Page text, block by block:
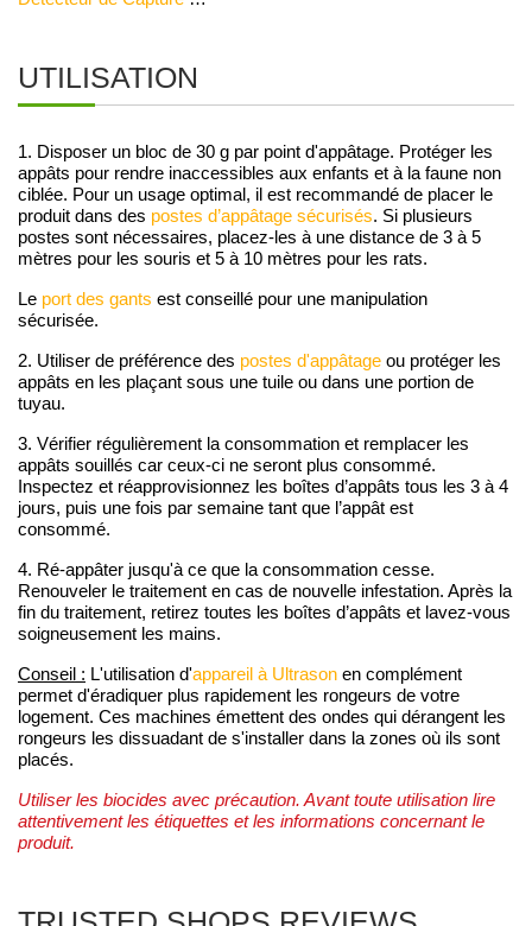
UTILISATION
1. Disposer un bloc de 30 g par point d'appâtage. Protéger les
appâts pour rendre inaccessibles aux enfants et à la faune non
ciblée. Pour un usage optimal, il est recommandé de placer le
produit dans des postes d’appâtage sécurisés. Si plusieurs
postes sont nécessaires, placez-les à une distance de 3 à 5
mètres pour les souris et 5 à 10 mètres pour les rats.
Le port des gants est conseillé pour une manipulation
sécurisée.
2. Utiliser de préférence des postes d'appâtage ou protéger les
appâts en les plaçant sous une tuile ou dans une portion de
tuyau.
3. Vérifier régulièrement la consommation et remplacer les
appâts souillés car ceux-ci ne seront plus consommé.
Inspectez et réapprovisionnez les boîtes d’appâts tous les 3 à 4
jours, puis une fois par semaine tant que l’appât est
consommé.
4. Ré-appâter jusqu'à ce que la consommation cesse.
Renouveler le traitement en cas de nouvelle infestation. Après la
fin du traitement, retirez toutes les boîtes d’appâts et lavez-vous
soigneusement les mains.
Conseil : L'utilisation d'appareil à Ultrason en complément
permet d'éradiquer plus rapidement les rongeurs de votre
logement. Ces machines émettent des ondes qui dérangent les
rongeurs les dissuadant de s'installer dans la zones où ils sont
placés.
Utiliser les biocides avec précaution. Avant toute utilisation lire
attentivement les étiquettes et les informations concernant le
produit.